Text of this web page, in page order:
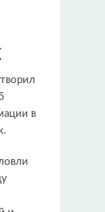
в